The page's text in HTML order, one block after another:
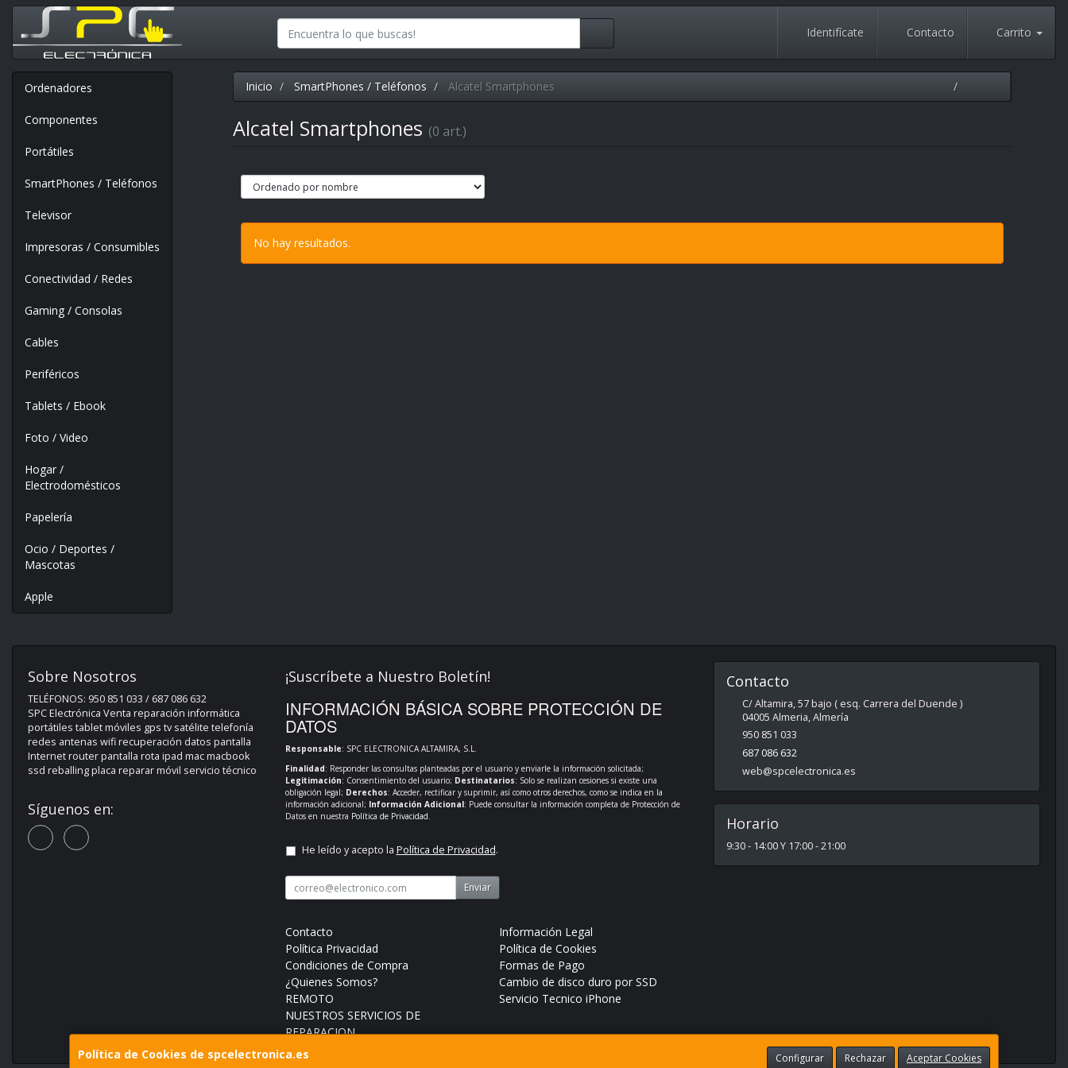
Identifícate Contacto Carrito
Ordenadores
Componentes
Portátiles
SmartPhones / Teléfonos
Televisor
Impresoras / Consumibles
Conectividad / Redes
Gaming / Consolas
Cables
Periféricos
Tablets / Ebook
Foto / Video
Hogar /
Electrodomésticos
Papelería
Ocio / Deportes /
Mascotas
Apple
Inicio SmartPhones / Teléfonos Alcatel Smartphones
Alcatel Smartphones (0 art.)
No hay resultados.
Política de Cookies de spcelectronica.es Configurar Rechazar Aceptar Cookies
Sobre Nosotros
TELÉFONOS: 950 851 033 / 687 086 632
SPC Electrónica Venta reparación informática
portátiles tablet móviles gps tv satélite telefonía
redes antenas wifi recuperación datos pantalla
Internet router pantalla rota ipad mac macbook
ssd reballing placa reparar móvil servicio técnico
Síguenos en:
¡Suscríbete a Nuestro Boletín!
INFORMACIÓN BÁSICA SOBRE PROTECCIÓN DE
DATOS
Responsable: SPC ELECTRONICA ALTAMIRA, S.L.
Finalidad: Responder las consultas planteadas por el usuario y enviarle la información solicitada;
Legitimación: Consentimiento del usuario; Destinatarios: Solo se realizan cesiones si existe una
obligación legal; Derechos: Acceder, rectificar y suprimir, así como otros derechos, como se indica en la
información adicional; Información Adicional: Puede consultar la información completa de Protección de
Datos en nuestra Política de Privacidad.
He leído y acepto la Política de Privacidad.
Enviar
Contacto
Información Legal
Política Privacidad
Política de Cookies
Condiciones de Compra
Formas de Pago
¿Quienes Somos?
Cambio de disco duro por SSD
REMOTO
Servicio Tecnico iPhone
NUESTROS SERVICIOS DE
REPARACION
Contacto
C/ Altamira, 57 bajo ( esq. Carrera del Duende )
04005 Almeria,Almería
950 851 033
687 086 632
web@spcelectronica.es
Horario
9:30 - 14:00 Y 17:00 - 21:00